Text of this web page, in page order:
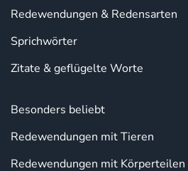
Redewendungen & Redensarten
Sprichwörter
Zitate & geflügelte Worte
Besonders beliebt
Redewendungen mit Tieren
Redewendungen mit Körperteilen